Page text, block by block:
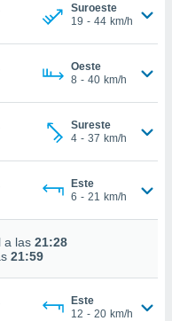
Suroeste
19 - 44 km/h
Oeste
8 - 40 km/h
Sureste
4 - 37 km/h
Este
6 - 21 km/h
a las 21:28
21:59
Este
12 - 20 km/h